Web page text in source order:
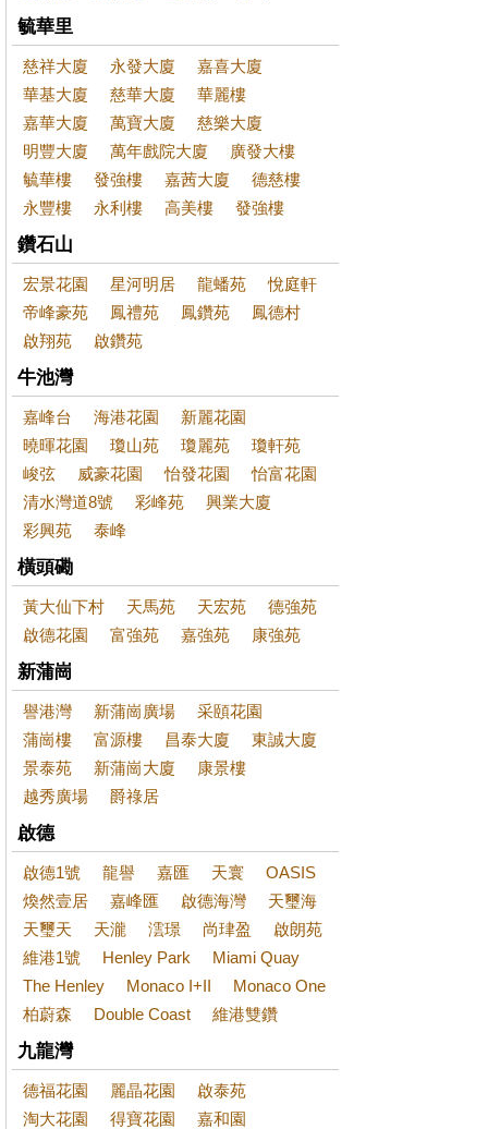
毓華里
慈祥大廈 永發大廈
嘉喜大廈
華基大廈
慈華大廈
華麗樓
嘉華大廈
萬寶大廈
慈樂大廈
明豐大廈
萬年戲院大廈
廣發大樓
毓華樓
發強樓 嘉茜大廈
德慈樓
永豐樓
永利樓 高美樓 發強樓
鑽石山
宏景花園 星河明居 龍蟠苑
悅庭軒
帝峰豪苑
鳳禮苑 鳳鑽苑
鳳德村
啟翔苑
啟鑽苑
牛池灣
嘉峰台 海港花園
新麗花園
曉暉花園
瓊山苑 瓊麗苑
瓊軒苑
峻弦
威豪花園 怡發花園
怡富花園
清水灣道8號
彩峰苑
興業大廈
彩興苑
泰峰
橫頭磡
黃大仙下村 天馬苑 天宏苑
德強苑
啟德花園
富強苑 嘉強苑 康強苑
新蒲崗
譽港灣 新蒲崗廣場
采頤花園
蒲崗樓
富源樓 昌泰大廈
東誠大廈
景泰苑
新蒲崗大廈
康景樓
越秀廣場
爵祿居
啟德
啟德1號 龍譽 嘉匯 天寰
OASIS
煥然壹居
嘉峰匯 啟德海灣
天璽海
天璽天
天瀧 澐璟 尚珒盈
啟朗苑
維港1號
Henley Park
Miami Quay
The Henley
Monaco I+II
Monaco One
柏蔚森
Double Coast 維港雙鑽
九龍灣
德福花園 麗晶花園
啟泰苑
淘大花園
得寶花園 嘉和園